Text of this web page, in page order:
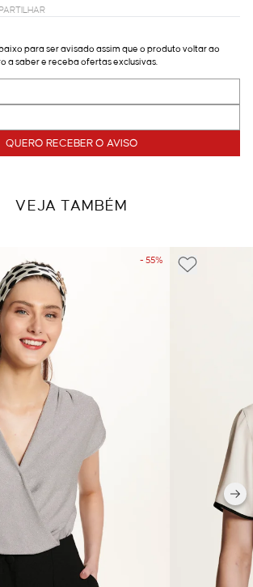
para ser avisado assim que o produto voltar ao
a saber e receba ofertas exclusivas.
QUERO RECEBER O AVISO
VEJA TAMBÉM
- 55%